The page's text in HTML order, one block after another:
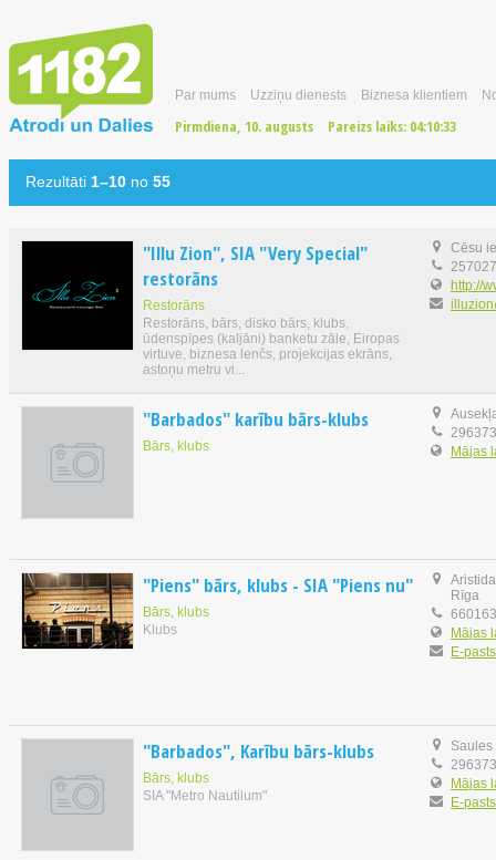
Par mums Uzziņu dienests Biznesa klientiem
Pirmdiena, 10. augusts Pareizs laiks: 04:10:34
Rezultāti 1–10 no 55
"Illu Zion", SIA "Very Special"
restorāns
Restorāns
Restorāns, bārs, disko bārs, klubs,
ūdenspīpes (kaljāni) banketu zāle, Eiropas
virtuve, biznesa lenčs, projekcijas ekrāns,
astoņu metru vi...
Cēsu
http://
"Barbados" karību bārs-klubs
Bārs, klubs
Mājas
"Piens" bārs, klubs - SIA "Piens nu"
Bārs, klubs
Klubs
Rīga
Mājas
E-pasts
"Barbados", Karību bārs-klubs
Bārs, klubs
SIA "Metro Nautilum"
Mājas
E-pasts